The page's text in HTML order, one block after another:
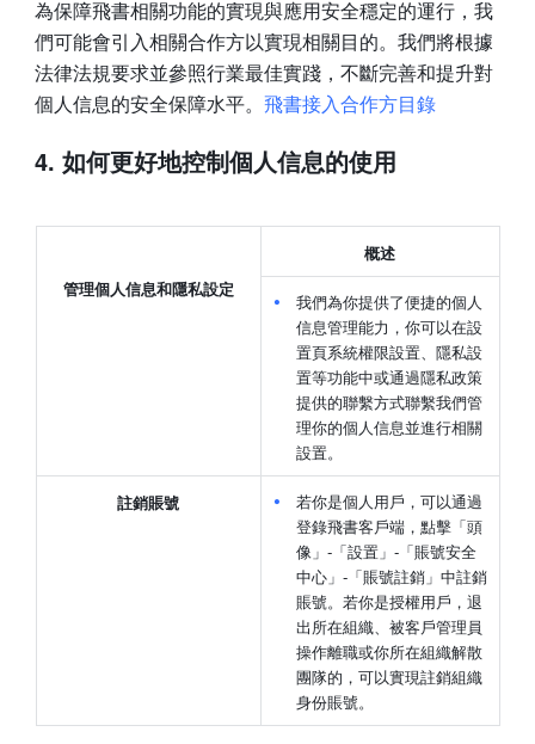
為保障飛書相關功能的實現與應用安全穩定的運行，我
們可能會引入相關合作方以實現相關目的。我們將根據
法律法規要求並參照行業最佳實踐，不斷完善和提升對
個人信息的安全保障水平。 飛書接入合作方目錄
4. 如何更好地控制個人信息的使用
管理個人信息和隱私設定
概述
我們為你提供了便捷的個人
信息管理能力，你可以在設
置頁系統權限設置、隱私設
置等功能中或通過隱私政策
提供的聯繫方式聯繫我們管
理你的個人信息並進行相關
設置。
註銷賬號
若你是個人用戶，可以通過
登錄飛書客戶端，點擊「頭
像」-「設置」-「賬號安全
中心」-「賬號註銷」中註銷
賬號。若你是授權用戶，退
出所在組織、被客戶管理員
操作離職或你所在組織解散
團隊的，可以實現註銷組織
身份賬號。